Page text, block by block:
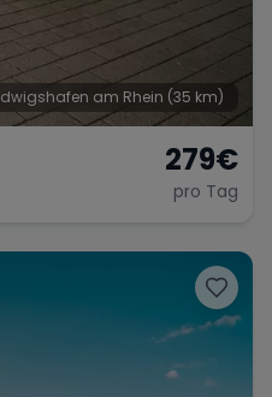
am Rhein (35 km)
279€
pro Tag